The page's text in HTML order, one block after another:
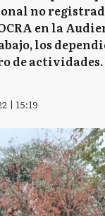
no
en la
los
de actividades.
| 15:19